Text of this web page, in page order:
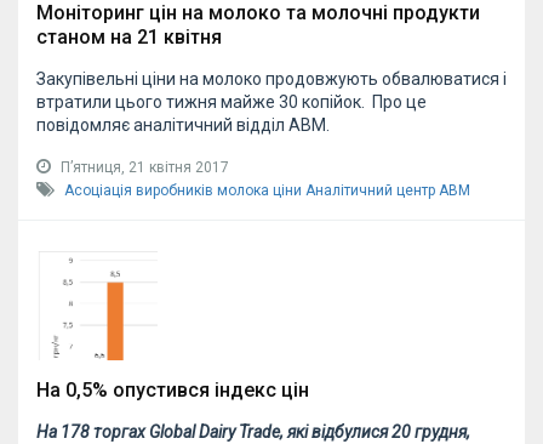
Моніторинг цін на молоко та молочні продукти
станом на 21 квітня
Закупівельні ціни на молоко продовжують обвалюватися і
втратили цього тижня майже 30 копійок. Про це
повідомляє аналітичний відділ АВМ.
Пʼятниця, 21 квітня 2017
Асоціація виробників молока ціни Аналітичний центр АВМ
На 0,5% опустився індекс цін
На 178 торгах Global Dairy Trade, які відбулися 20 грудня,